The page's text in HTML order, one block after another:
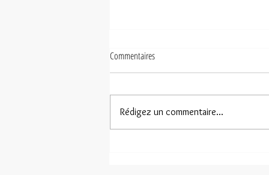
Commentaires
Rédigez un commentaire...